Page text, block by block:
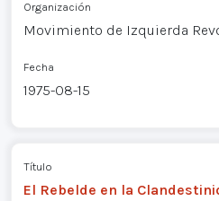
Organización
Movimiento de Izquierda
Fecha
1975-08-15
Título
El Rebelde en la